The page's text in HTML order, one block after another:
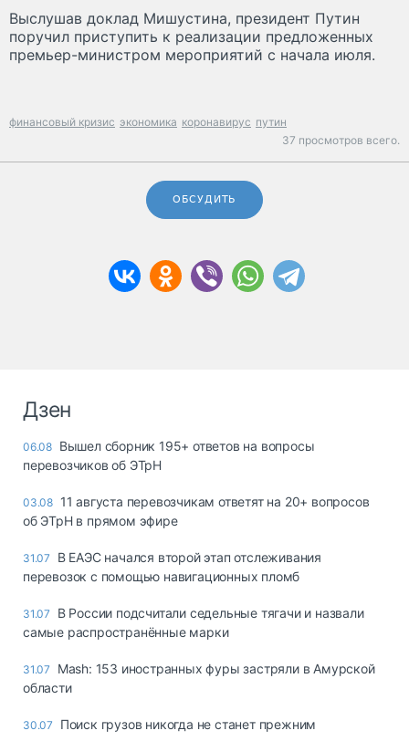
Выслушав доклад Мишустина, президент Путин
поручил приступить к реализации предложенных
премьер-министром мероприятий с начала июля.
финансовый кризис экономика коронавирус путин
37 просмотров всего.
ОБСУДИТЬ
Дзен
06.08 Вышел сборник 195+ ответов на вопросы
перевозчиков об ЭТрН
03.08 11 августа перевозчикам ответят на 20+ вопросов
об ЭТрН в прямом эфире
31.07
В ЕАЭС начался второй этап отслеживания
перевозок с помощью навигационных пломб
31.07
В России подсчитали седельные тягачи и назвали
самые распространённые марки
31.07
Mash: 153 иностранных фуры застряли в Амурской
области
30.07 Поиск грузов никогда не станет прежним